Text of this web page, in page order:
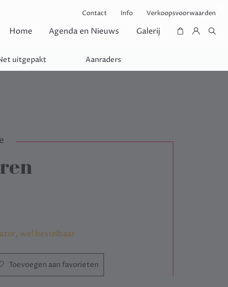
Contact Info Verkoopsvoorwaarden
Home Agenda en Nieuws Galerij
uitgepakt Aanraders
wel bestelbaar
Toevoegen aan favorieten